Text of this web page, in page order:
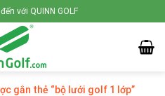
với QUINN GOLF
gắn thẻ “bộ lưới golf 1 lớp”